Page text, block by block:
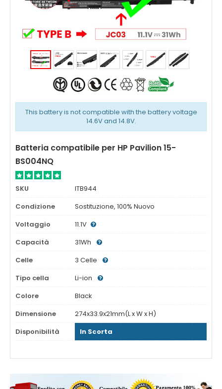
This battery is not compatible with the battery voltage
14.6V and 14.8V.
Batteria compatibile per HP Pavilion 15-
BS004NQ
SKU
ITB944
Condizione
Sostituzione, 100% Nuovo
Voltaggio
11.1V
Capacità
31Wh
Celle
3 Celle
Tipo cella
Li-ion
Colore
Black
Dimensione
274x33.9x21mm(L x W x H)
Disponibilità
In Scorta